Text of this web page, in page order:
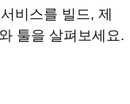
비스를 빌드, 제
툴을 살펴보세요.